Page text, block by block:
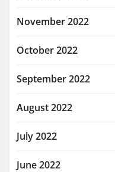
November 2022
October 2022
September 2022
August 2022
July 2022
June 2022